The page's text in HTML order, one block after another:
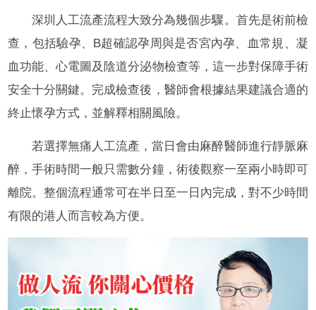
深圳人工流產流程大致分為幾個步驟。首先是術前檢
查，包括驗孕、B超確認孕周與是否宮內孕、血常規、凝
血功能、心電圖及陰道分泌物檢查等，這一步對保障手術
安全十分關鍵。完成檢查後，醫師會根據結果建議合適的
終止懷孕方式，並解釋相關風險。
若選擇無痛人工流產，當日會由麻醉醫師進行靜脈麻
醉，手術時間一般只需數分鐘，術後觀察一至兩小時即可
離院。整個流程通常可在半日至一日內完成，對不少時間
有限的港人而言較為方便。